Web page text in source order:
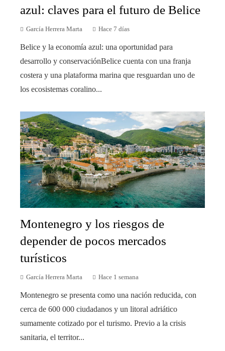
azul: claves para el futuro de Belice
García Herrera Marta Hace 7 días
Belice y la economía azul: una oportunidad para
desarrollo y conservaciónBelice cuenta con una franja
costera y una plataforma marina que resguardan uno de
los ecosistemas coralino...
Montenegro y los riesgos de
depender de pocos mercados
turísticos
García Herrera Marta Hace 1 semana
Montenegro se presenta como una nación reducida, con
cerca de 600 000 ciudadanos y un litoral adriático
sumamente cotizado por el turismo. Previo a la crisis
sanitaria, el territor...